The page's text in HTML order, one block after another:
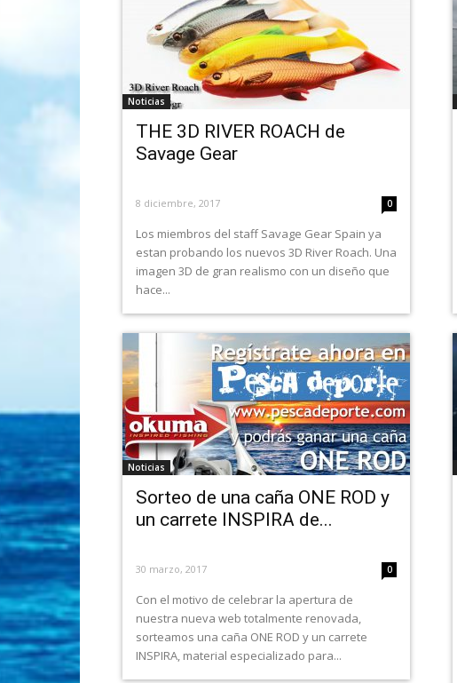
Noticias
THE 3D RIVER ROACH de
Savage Gear
8 diciembre, 2017 0
Los miembros del staff Savage Gear Spain ya
estan probando los nuevos 3D River Roach. Una
imagen 3D de gran realismo con un diseño que
hace...
Noticias
Sorteo de una caña ONE ROD y
un carrete INSPIRA de...
30 marzo, 2017 0
Con el motivo de celebrar la apertura de
nuestra nueva web totalmente renovada,
sorteamos una caña ONE ROD y un carrete
INSPIRA, material especializado para...